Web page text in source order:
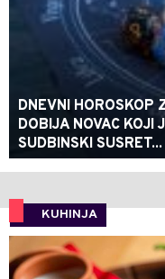
DNEVNI HOROSKOP
DOBIJA NOVAC KOJI
SUDBINSKI SUSRET...
KUHINJA